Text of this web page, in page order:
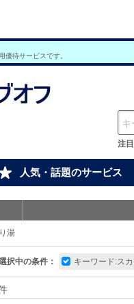
優待サービスです。
注
人気・話題のサービス
湯
択中の条件： キーワード:ス